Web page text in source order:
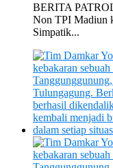
BERITA
Non TPI Madiun
Simpatik...